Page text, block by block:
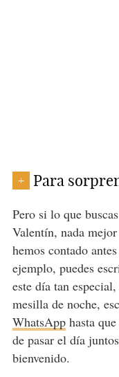
+ Para
Pero si lo que
Valentín, nada
hemos contado
ejemplo, puedes
este día tan
mesilla de noche,
WhatsApphasta que
de pasar el día
bienvenido.